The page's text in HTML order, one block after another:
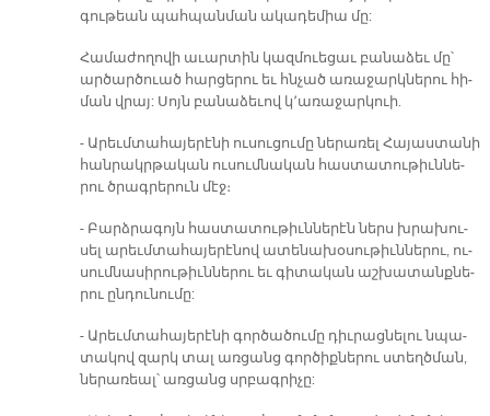
գու­թեան պահ­պան­ման ա­կա­դե­միա մը:
Հա­մա­ժո­ղո­վի ա­ւար­տին կազ­մուե­ցաւ բա­նա­ձեւ մը՝
ար­ծար­ծուած հար­ցե­րու եւ հնչած ա­ռա­ջարկ­նե­րու հի­
ման վրայ: Սոյն բա­նա­ձե­ւով կ­­՚ա­ռա­ջար­կուի.
- Ա­րեւմ­տա­հա­յե­րէ­նի ու­սու­ցու­մը նե­րա­ռել Հա­յաս­տա­նի
հան­րակր­թա­կան ու­սում­նա­կան հաս­տա­տու­թիւն­նե­
րու ծրագ­րե­րուն մէջ։
- Բարձ­րա­գոյն հաս­տա­տու­թիւն­նե­րէն ներս խրա­խու­
սել ա­րեւմ­տա­հա­յե­րէ­նով ա­տե­նա­խօ­սու­թիւն­նե­րու, ու­
սում­նա­սի­րու­թիւն­նե­րու եւ գի­տա­կան աշ­խա­տանք­նե­
րու ըն­դու­նու­մը:
- Ա­րեւմ­տա­հա­յե­րէ­նի գոր­ծա­ծու­մը դիւ­րաց­նե­լու նպա­
տա­կով զարկ տալ առ­ցանց գոր­ծիք­նե­րու ստեղծ­ման,
նե­րա­ռեալ՝ առ­ցանց սրբագ­րի­չը: